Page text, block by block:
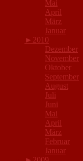
Mai
April
März
Januar
► 2010
Dezember
November
Oktober
September
August
Juli
Juni
Mai
April
März
Februar
Januar